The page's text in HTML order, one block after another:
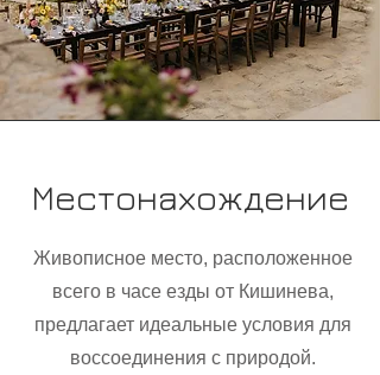
Местонахождение
Живописное место, расположенное
всего в часе езды от Кишинева,
предлагает идеальные условия для
воссоединения с природой.